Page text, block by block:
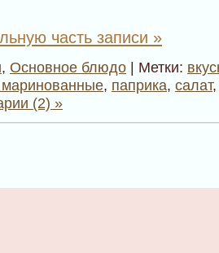
часть записи »
, Основное блюдо | Метки:
, паприка, салат
(2) »